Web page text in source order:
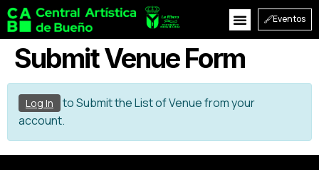
Eventos
Submit Venue Form
Log In
to Submit the List of Venue from your
account.